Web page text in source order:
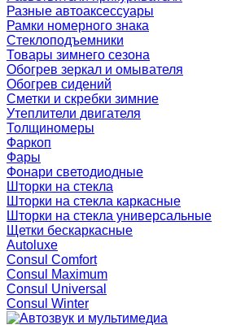
Разные автоаксессуары
Рамки номерного знака
Стеклоподъемники
Товары зимнего сезона
Обогрев зеркал и омывателя
Обогрев сидений
Сметки и скребки зимние
Утеплители двигателя
Толщиномеры
Фаркоп
Фары
Фонари светодиодные
Шторки на стекла
Шторки на стекла каркасные
Шторки на стекла универсальные
Щетки бескаркасные
Autoluxe
Consul Comfort
Consul Maximum
Consul Universal
Consul Winter